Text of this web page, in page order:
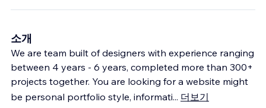
소개
We are team built of designers with experience ranging
between 4 years - 6 years, completed more than 300+
projects together. You are looking for a website might
be personal portfolio style, informati... 더보기